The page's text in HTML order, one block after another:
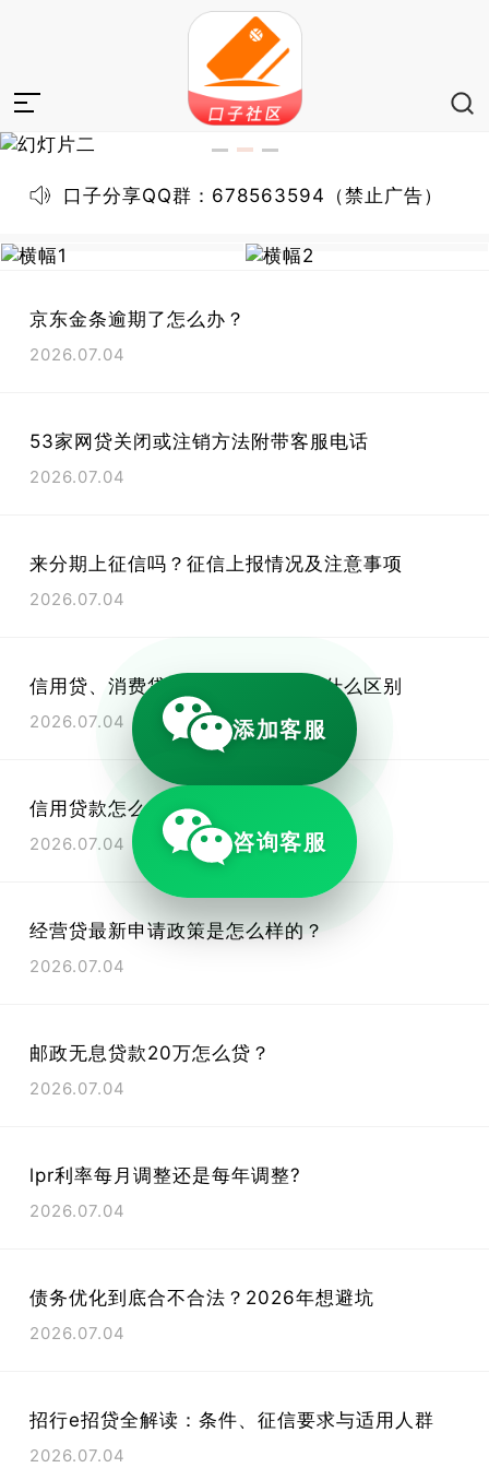
口子分享QQ群：678563594（禁止广告）
京东金条逾期了怎么办？
2026.07.04
53家网贷关闭或注销方法附带客服电话
2026.07.04
来分期上征信吗？征信上报情况及注意事项
2026.07.04
信用贷、消费贷、抵押贷、网贷有什么区别
2026.07.04
信用贷款怎么借？
2026.07.04
经营贷最新申请政策是怎么样的？
2026.07.04
邮政无息贷款20万怎么贷？
2026.07.04
lpr利率每月调整还是每年调整?
2026.07.04
债务优化到底合不合法？2026年想避坑
2026.07.04
招行e招贷全解读：条件、征信要求与适用人群
2026.07.04
添加客服
咨询客服